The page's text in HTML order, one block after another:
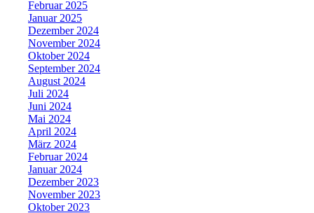
Februar 2025
Januar 2025
Dezember 2024
November 2024
Oktober 2024
September 2024
August 2024
Juli 2024
Juni 2024
Mai 2024
April 2024
März 2024
Februar 2024
Januar 2024
Dezember 2023
November 2023
Oktober 2023